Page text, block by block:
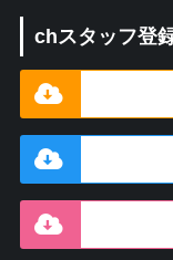
chスタッフ登